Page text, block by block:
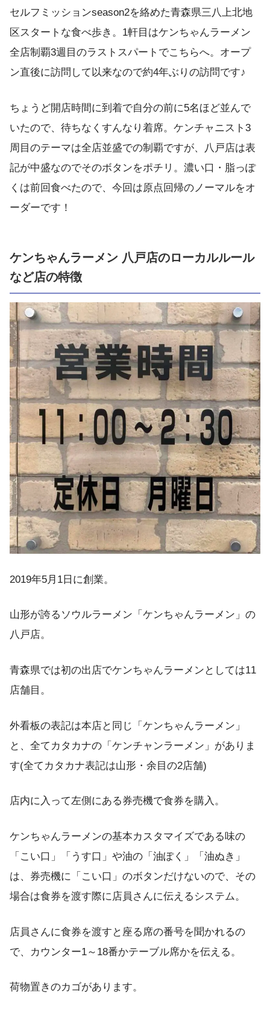
セルフミッションseason2を絡めた青森県三八上北地
区スタートな食べ歩き。1軒目はケンちゃんラーメン
全店制覇3週目のラストスパートでこちらへ。オープ
ン直後に訪問して以来なので約4年ぶりの訪問です♪
ちょうど開店時間に到着で自分の前に5名ほど並んで
いたので、待ちなくすんなり着席。ケンチャニスト3
周目のテーマは全店並盛での制覇ですが、八戸店は表
記が中盛なのでそのボタンをポチリ。濃い口・脂っぽ
くは前回食べたので、今回は原点回帰のノーマルをオ
ーダーです！
ケンちゃんラーメン 八戸店のローカルルール
など店の特徴
2019年5月1日に創業。
山形が誇るソウルラーメン「ケンちゃんラーメン」の
八戸店。
青森県では初の出店でケンちゃんラーメンとしては11
店舗目。
外看板の表記は本店と同じ「ケンちゃんラーメン」
と、全てカタカナの「ケンチャンラーメン」がありま
す(全てカタカナ表記は山形・余目の2店舗)
店内に入って左側にある券売機で食券を購入。
ケンちゃんラーメンの基本カスタマイズである味の
「こい口」「うす口」や油の「油ぽく」「油ぬき」
は、券売機に「こい口」のボタンだけないので、その
場合は食券を渡す際に店員さんに伝えるシステム。
店員さんに食券を渡すと座る席の番号を聞かれるの
で、カウンター1～18番かテーブル席かを伝える。
荷物置きのカゴがあります。